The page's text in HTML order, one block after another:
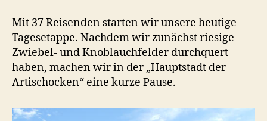
Mit 37 Reisenden starten wir unsere heutige
Tagesetappe. Nachdem wir zunächst riesige
Zwiebel- und Knoblauchfelder durchquert
haben, machen wir in der „Hauptstadt der
Artischocken“ eine kurze Pause.